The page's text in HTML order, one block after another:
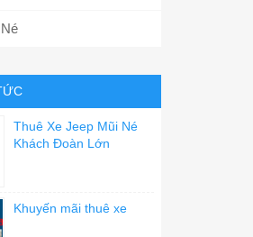
Thuê Xe Jeep Mũi Né
Khách Đoàn Lớn
Khuyến mãi thuê xe